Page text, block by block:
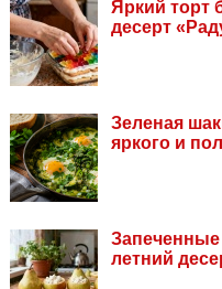
Яркий торт
десерт
Зеленая
яркого и
летний